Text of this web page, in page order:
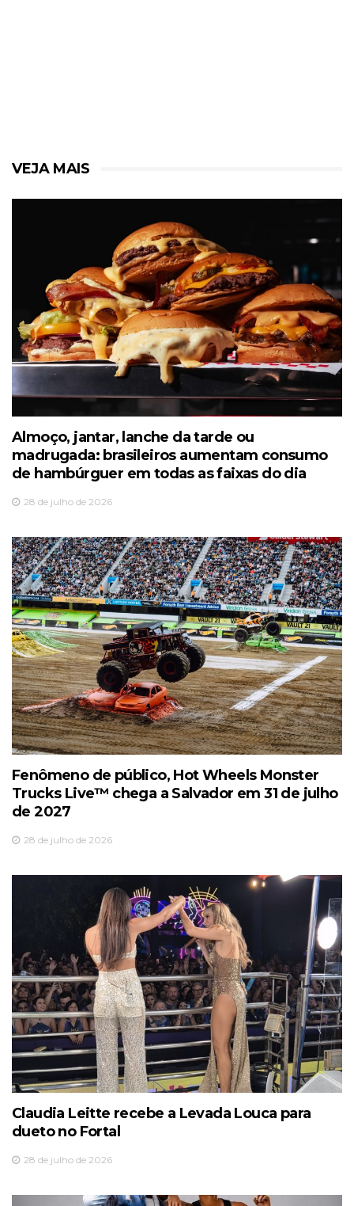
VEJA MAIS
Almoço, jantar, lanche da tarde ou
madrugada: brasileiros aumentam consumo
de hambúrguer em todas as faixas do dia
28 de julho de 2026
Fenômeno de público, Hot Wheels Monster
Trucks Live™️ chega a Salvador em 31 de julho
de 2027
28 de julho de 2026
Claudia Leitte recebe a Levada Louca para
dueto no Fortal
28 de julho de 2026